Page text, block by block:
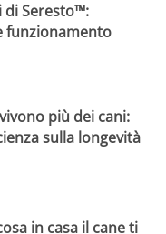
di Seresto™:
funzionamento
più dei cani:
sulla longevità
in casa il cane ti